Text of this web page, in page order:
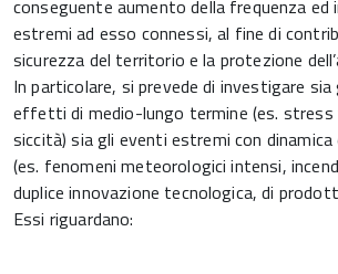
conseguente aumento della frequenza
estremi ad esso connessi, al fine di
sicurezza del territorio e la protezione
In particolare, si prevede di investigare
effetti di medio-lungo termine (es. stress
siccità) sia gli eventi estremi con
(es. fenomeni meteorologici intensi,
duplice innovazione tecnologica, di
Essi riguardano: